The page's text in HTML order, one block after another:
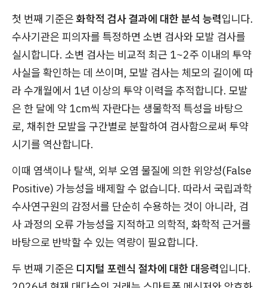
첫 번째 기준은 화학적 검사 결과에 대한 분석 능력입니다.
수사기관은 피의자를 특정하면 소변 검사와 모발 검사를
실시합니다. 소변 검사는 비교적 최근 1~2주 이내의 투약
사실을 확인하는 데 쓰이며, 모발 검사는 체모의 길이에 따
라 수개월에서 1년 이상의 투약 이력을 추적합니다. 모발
은 한 달에 약 1cm씩 자란다는 생물학적 특성을 바탕으
로, 채취한 모발을 구간별로 분할하여 검사함으로써 투약
시기를 역산합니다.
이때 염색이나 탈색, 외부 오염 물질에 의한 위양성(False
Positive) 가능성을 배제할 수 없습니다. 따라서 국립과학
수사연구원의 감정서를 단순히 수용하는 것이 아니라, 검
사 과정의 오류 가능성을 지적하고 의학적, 화학적 근거를
바탕으로 반박할 수 있는 역량이 필요합니다.
두 번째 기준은 디지털 포렌식 절차에 대한 대응력입니다.